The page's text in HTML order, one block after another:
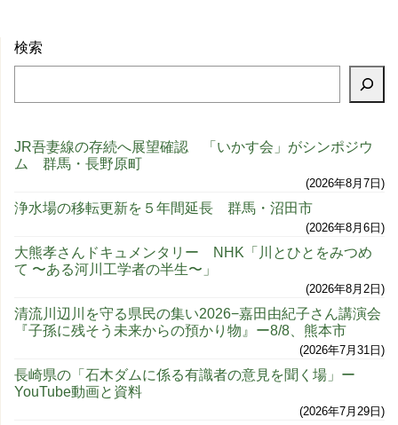
検索
JR吾妻線の存続へ展望確認 「いかす会」がシンポジウ
ム 群馬・長野原町
2026年8月7日
浄水場の移転更新を５年間延長 群馬・沼田市
2026年8月6日
大熊孝さんドキュメンタリー NHK「川とひとをみつめ
て 〜ある河川工学者の半生〜」
2026年8月2日
清流川辺川を守る県民の集い2026−嘉田由紀子さん講演会
『子孫に残そう未来からの預かり物』ー8/8、熊本市
2026年7月31日
長崎県の「石木ダムに係る有識者の意見を聞く場」ー
YouTube動画と資料
2026年7月29日